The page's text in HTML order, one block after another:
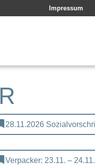
Impressum
28.11.2026
Verpacker: 23.11. –